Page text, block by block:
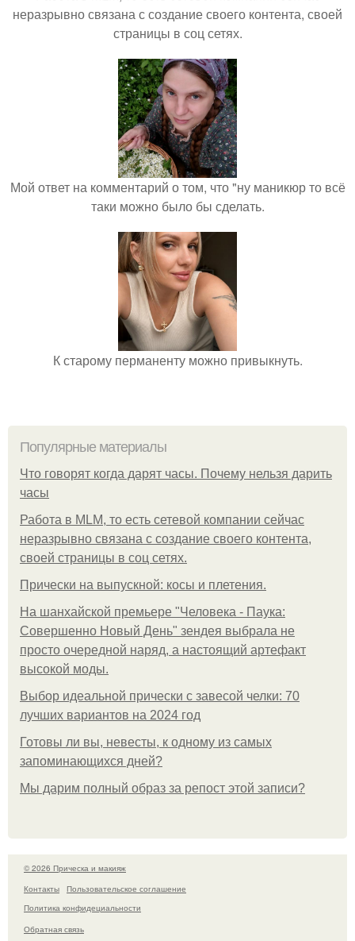
неразрывно связана с создание своего контента, своей
страницы в соц сетях.
Мой ответ на комментарий о том, что "ну маникюр то всё
таки можно было бы сделать.
К старому перманенту можно привыкнуть.
Популярные материалы
Что говорят когда дарят часы. Почему нельзя дарить
часы
Работа в MLM, то есть сетевой компании сейчас
неразрывно связана с создание своего контента,
своей страницы в соц сетях.
Прически на выпускной: косы и плетения.
На шанхайской премьере "Человека - Паука:
Совершенно Новый День" зендея выбрала не
просто очередной наряд, а настоящий артефакт
высокой моды.
Выбор идеальной прически с завесой челки: 70
лучших вариантов на 2024 год
Готовы ли вы, невесты, к одному из самых
запоминающихся дней?
Мы дарим полный образ за репост этой записи?
© 2026 Прическа и макияж
Контакты
Пользовательское соглашение
Политика конфидециальности
Обратная связь